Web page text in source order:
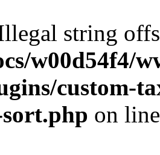
string
w00d54f4/
custom-
on